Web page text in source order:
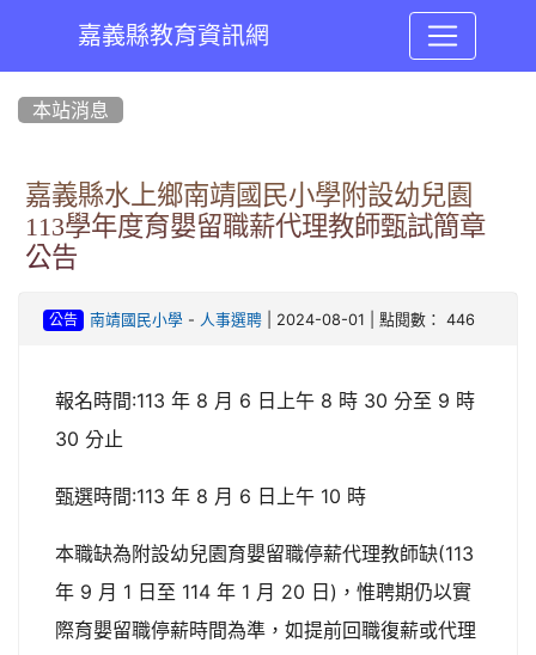
嘉義縣教育資訊網
本站消息
嘉義縣水上鄉南靖國民小學附設幼兒園
113學年度育嬰留職薪代理教師甄試簡章
公告
公告 南靖國民小學- 人事選聘| 2024-08-01 | 點閱數： 446
報名時間:113 年 8 月 6 日上午 8 時 30 分至 9 時
30 分止
甄選時間:113 年 8 月 6 日上午 10 時
本職缺為附設幼兒園育嬰留職停薪代理教師缺(113
年 9 月 1 日至 114 年 1 月 20 日)，惟聘期仍以實
際育嬰留職停薪時間為準，如提前回職復薪或代理